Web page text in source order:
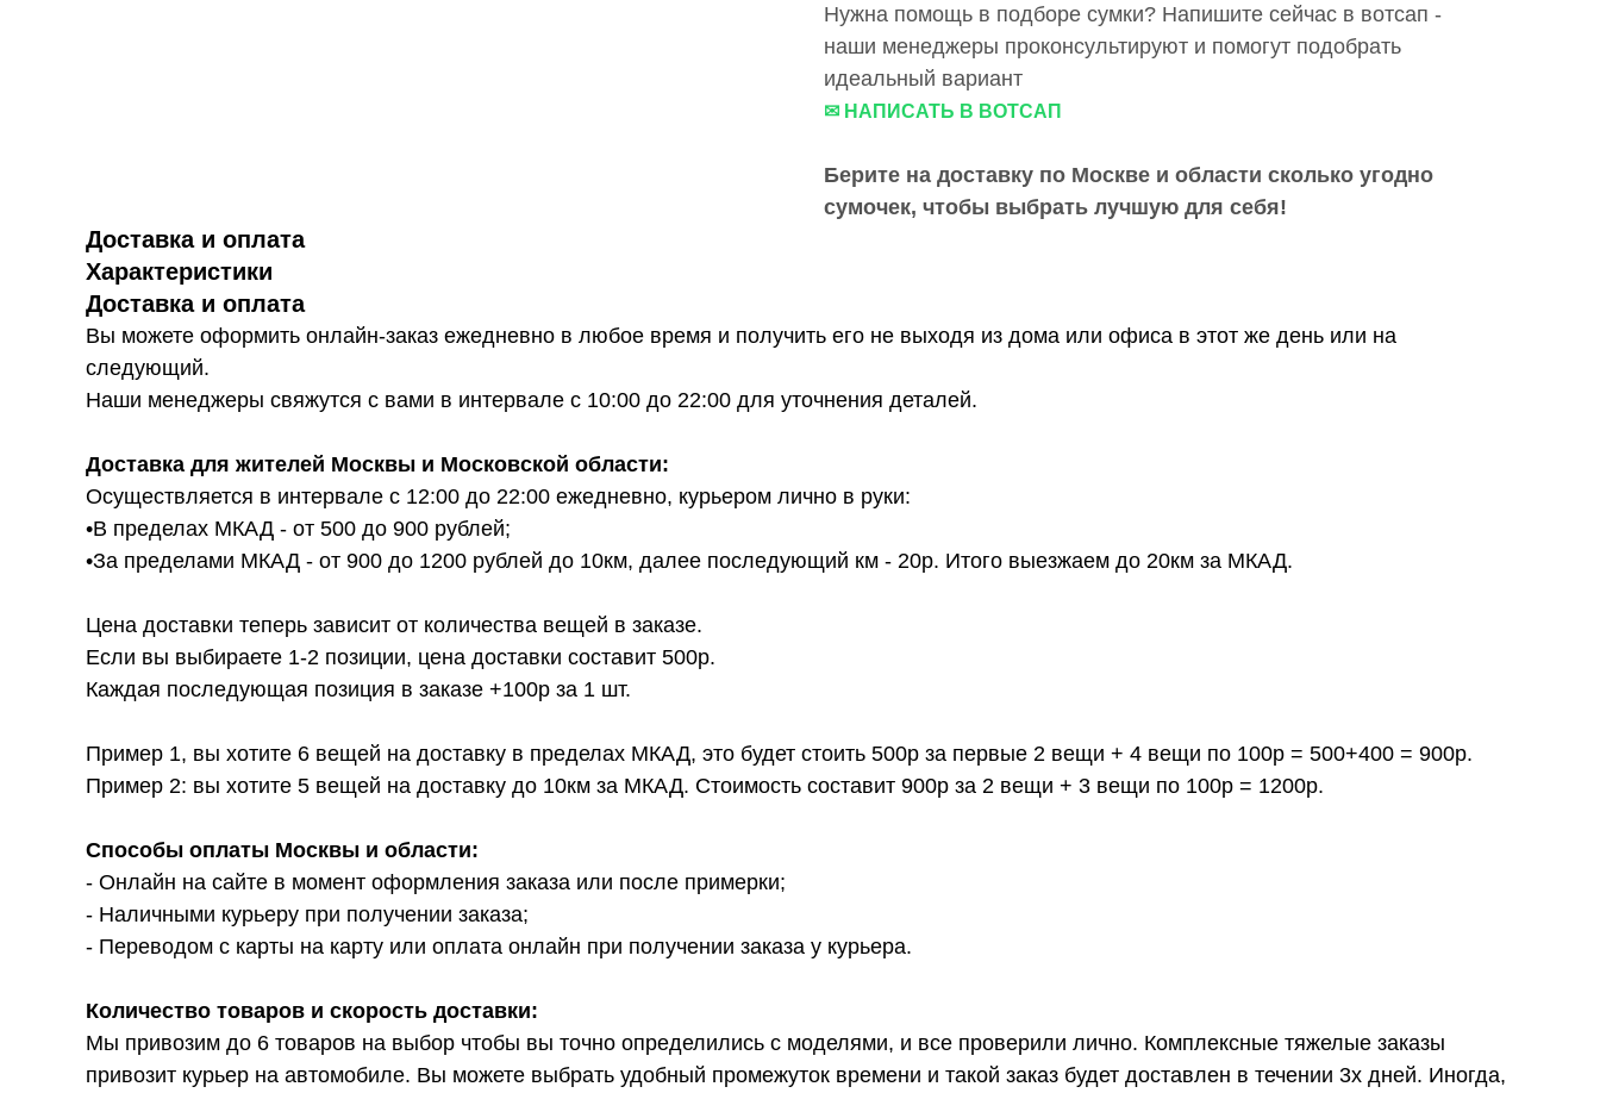
Нужна помощь в подборе сумки? Напишите сейчас в вотсап -
наши менеджеры проконсультируют и помогут подобрать
идеальный вариант
✉ НАПИСАТЬ В ВОТСАП
Берите на доставку по Москве и области сколько угодно
сумочек, чтобы выбрать лучшую для себя!
Доставка и оплата
Характеристики
Доставка и оплата
Вы можете оформить онлайн-заказ ежедневно в любое время и получить его не выходя из дома или офиса в этот же день или на
следующий.
Наши менеджеры свяжутся с вами в интервале с 10:00 до 22:00 для уточнения деталей.
Доставка для жителей Москвы и Московской области:
Осуществляется в интервале с 12:00 до 22:00 ежедневно, курьером лично в руки:
•В пределах МКАД - от 500 до 900 рублей;
•За пределами МКАД - от 900 до 1200 рублей до 10км, далее последующий км - 20р. Итого выезжаем до 20км за МКАД.
Цена доставки теперь зависит от количества вещей в заказе.
Если вы выбираете 1-2 позиции, цена доставки составит 500р.
Каждая последующая позиция в заказе +100р за 1 шт.
Пример 1, вы хотите 6 вещей на доставку в пределах МКАД, это будет стоить 500р за первые 2 вещи + 4 вещи по 100р = 500+400 = 900р.
Пример 2: вы хотите 5 вещей на доставку до 10км за МКАД. Стоимость составит 900р за 2 вещи + 3 вещи по 100р = 1200р.
Способы оплаты Москвы и области:
- Онлайн на сайте в момент оформления заказа или после примерки;
- Наличными курьеру при получении заказа;
- Переводом с карты на карту или оплата онлайн при получении заказа у курьера.
Количество товаров и скорость доставки:
Мы привозим до 6 товаров на выбор чтобы вы точно определились с моделями, и все проверили лично. Комплексные тяжелые заказы
привозит курьер на автомобиле. Вы можете выбрать удобный промежуток времени и такой заказ будет доставлен в течении 3х дней. Иногда,